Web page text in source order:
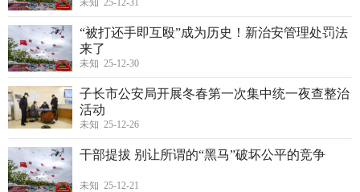
“被打还手即互殴”成为历史！新治安管理处罚法
来了
未知 25-12-30
子长市公安局开展冬春第一次集中统一夜查整治
活动
未知 25-12-26
干部提拔 别让所谓的“黑马”破坏公平的竞争
未知 25-12-21